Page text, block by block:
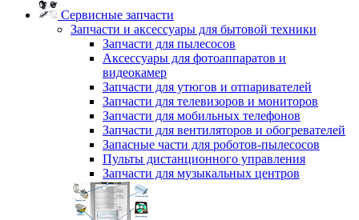
Сервисные запчасти
Запчасти и аксессуары для бытовой техники
Запчасти для пылесосов
Аксессуары для фотоаппаратов и
видеокамер
Запчасти для утюгов и отпаривателей
Запчасти для телевизоров и мониторов
Запчасти для мобильных телефонов
Запчасти для вентиляторов и обогревателей
Запасные части для роботов-пылесосов
Пульты дистанционного управления
Запчасти для музыкальных центров